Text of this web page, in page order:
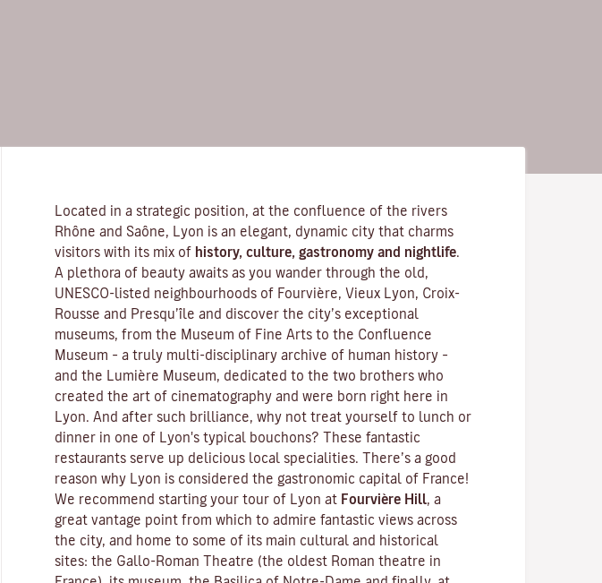
Located in a strategic position, at the confluence of the rivers
Rhône and Saône, Lyon is an elegant, dynamic city that charms
visitors with its mix of history, culture, gastronomy and nightlife
A plethora of beauty awaits as you wander through the old,
UNESCO-listed neighbourhoods of Fourvière, Vieux Lyon, Croix-
Rousse and Presqu’île and discover the city’s exceptional
museums , from the Museum of Fine Arts to the Confluence
Museum – a truly multi-disciplinary archive of human history –
and the Lumière Museum, dedicated to the two brothers who
created the art of cinematography and were born right here in
Lyon. And after such brilliance, why not treat yourself to lunch or
dinner in one of Lyon's typical
bouchons? These fantastic
restaurants serve up delicious local specialities. There’s a good
reason why Lyon is considered the gastronomic capital of France!
We recommend starting your tour of Lyon at Fourvière Hill
, a
great vantage point from which to admire fantastic views across
the city, and home to some of its main cultural and historical
sites: the Gallo-Roman Theatre (the oldest Roman theatre in